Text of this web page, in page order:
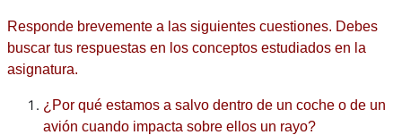
Responde brevemente a las siguientes cuestiones. Debes
buscar tus respuestas en los conceptos estudiados en la
asignatura.
¿Por qué estamos a salvo dentro de un coche o de un
avión cuando impacta sobre ellos un rayo?